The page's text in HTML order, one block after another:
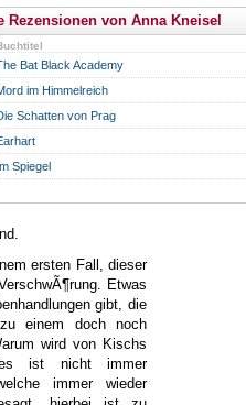
Rezensionen von Anna Kneisel
Bat Black Academy
im Himmelreich
Schatten von Prag
Spiegel
ersten Fall, dieser
Etwas
gibt, die
einem doch noch
wird von Kischs
ist nicht immer
immer wieder